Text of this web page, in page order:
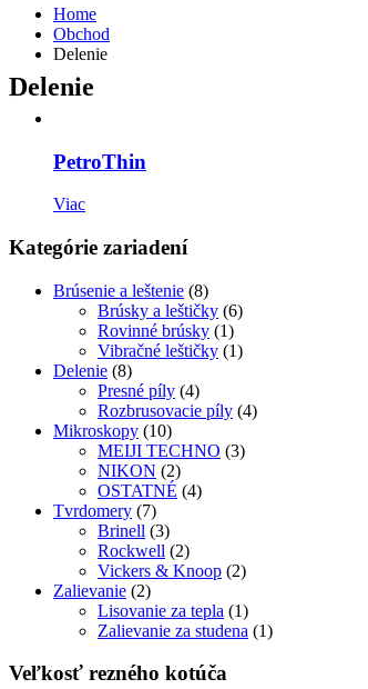
Home
Obchod
Delenie
Delenie
PetroThin
Viac
Kategórie zariadení
Brúsenie a leštenie (8)
Brúsky a leštičky (6)
Rovinné brúsky (1)
Vibračné leštičky (1)
Delenie (8)
Presné píly (4)
Rozbrusovacie píly (4)
Mikroskopy (10)
MEIJI TECHNO (3)
NIKON (2)
OSTATNÉ (4)
Tvrdomery (7)
Brinell (3)
Rockwell (2)
Vickers & Knoop (2)
Zalievanie (2)
Lisovanie za tepla (1)
Zalievanie za studena (1)
Veľkosť rezného kotúča